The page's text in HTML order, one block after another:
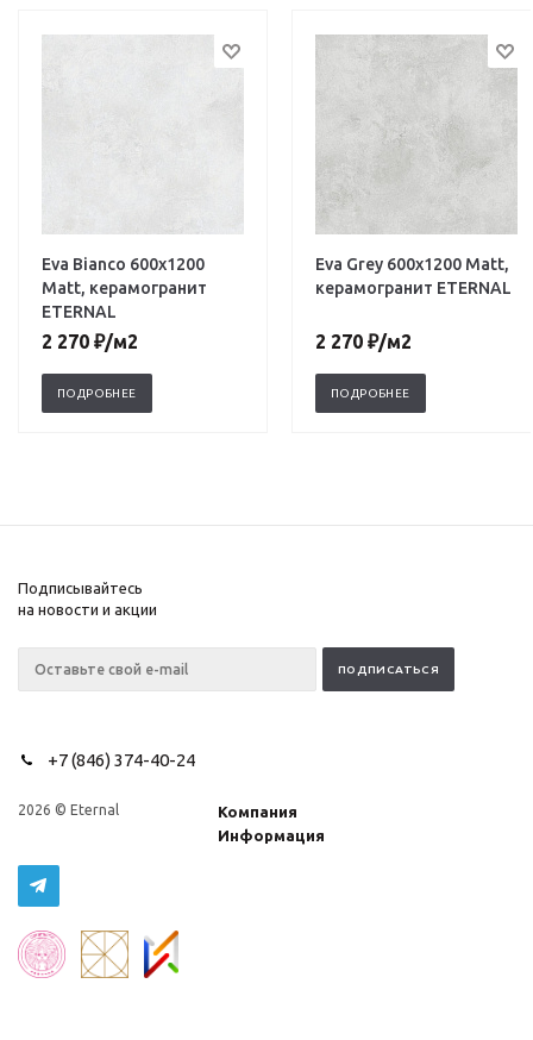
Eva Bianco 600х1200
Matt, керамогранит
ETERNAL
2 270 ₽/м2
ПОДРОБНЕЕ
Eva Grey 600х1200 Matt,
керамогранит ETERNAL
2 270 ₽/м2
ПОДРОБНЕЕ
Подписывайтесь
на новости и акции
+7 (846) 374-40-24
2026 © Eternal
Компания
Информация